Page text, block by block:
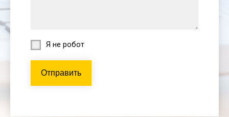
Я не робот
Отправить